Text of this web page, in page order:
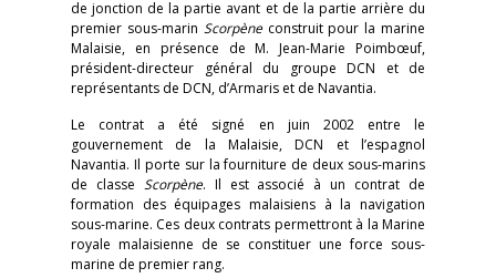
de jonction de la partie avant et de la partie arrière du
premier sous-marin Scorpène construit pour la marine
Malaisie, en présence de M. Jean-Marie Poimbœuf,
président-directeur général du groupe DCN et de
représentants de DCN, d’Armaris et de Navantia.
Le contrat a été signé en juin 2002 entre le
gouvernement de la Malaisie, DCN et l’espagnol
Navantia. Il porte sur la fourniture de deux sous-marins
de classe Scorpène. Il est associé à un contrat de
formation des équipages malaisiens à la navigation
sous-marine. Ces deux contrats permettront à la Marine
royale malaisienne de se constituer une force sous-
marine de premier rang.